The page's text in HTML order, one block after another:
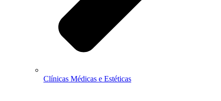
Clínicas Médicas e Estéticas